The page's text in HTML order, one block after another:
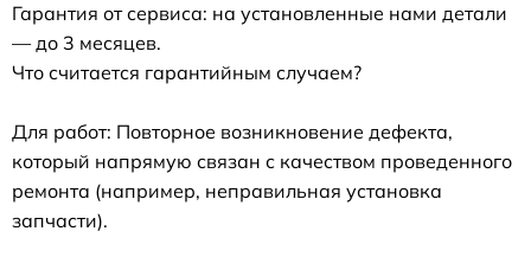
Гарантия от сервиса: на установленные нами детали
— до 3 месяцев.
Что считается гарантийным случаем?
Для работ: Повторное возникновение дефекта,
который напрямую связан с качеством проведенного
ремонта (например, неправильная установка
запчасти).